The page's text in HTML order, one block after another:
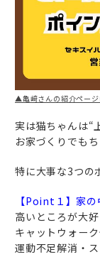
▲亀﨑さんの紹介ページ
実は猫ちゃんは“
お家づくりでも
特に大事な3つ
【Point１】家
高いところが大好
キャットウォー
運動不足解消・